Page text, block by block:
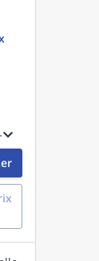
longueur de 100 cm